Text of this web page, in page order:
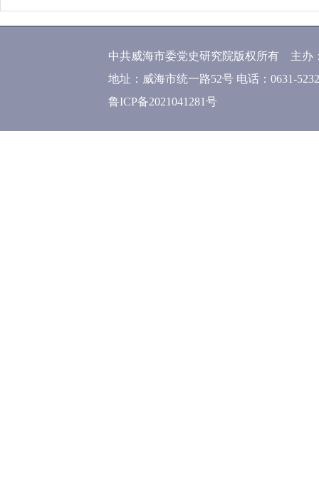
中共威海市委党史研究院版权所有 主办
地址：威海市统一路52号 电话：0631-
鲁ICP备2021041281号